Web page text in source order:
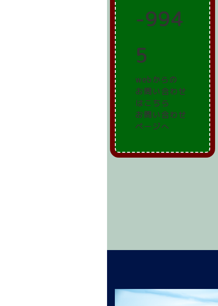
-994
5
webからの
お問い合わせ
はこちら
お問い合わせ
ページへ